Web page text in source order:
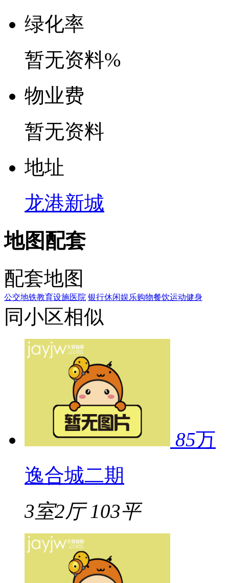
绿化率
暂无资料%
物业费
暂无资料
地址
龙港新城
地图配套
配套地图
公交地铁教育设施医院 银行休闲娱乐购物餐饮运动健身
同小区相似
85万
逸合城二期
3室2厅 103平